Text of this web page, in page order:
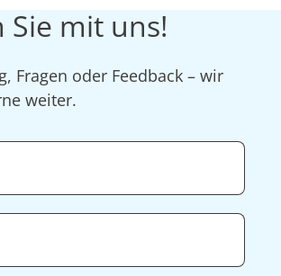
Sie mit uns!
Fragen oder Feedback – wir
weiter.